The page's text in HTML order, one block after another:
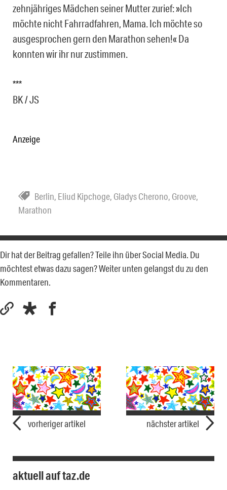
zehnjähriges Mädchen seiner Mutter zurief: »Ich
möchte nicht Fahrradfahren, Mama. Ich möchte so
ausgesprochen gern den Marathon sehen!« Da
konnten wir ihr nur zustimmen.
***
BK / JS
Anzeige
Berlin, Eliud Kipchoge, Gladys Cherono, Groove,
Marathon
Dir hat der Beitrag gefallen? Teile ihn über Social Media. Du
möchtest etwas dazu sagen? Weiter unten gelangst du zu den
Kommentaren.
vorheriger artikel nächster artikel
aktuell auf taz.de